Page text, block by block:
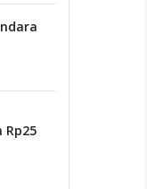
Rp25